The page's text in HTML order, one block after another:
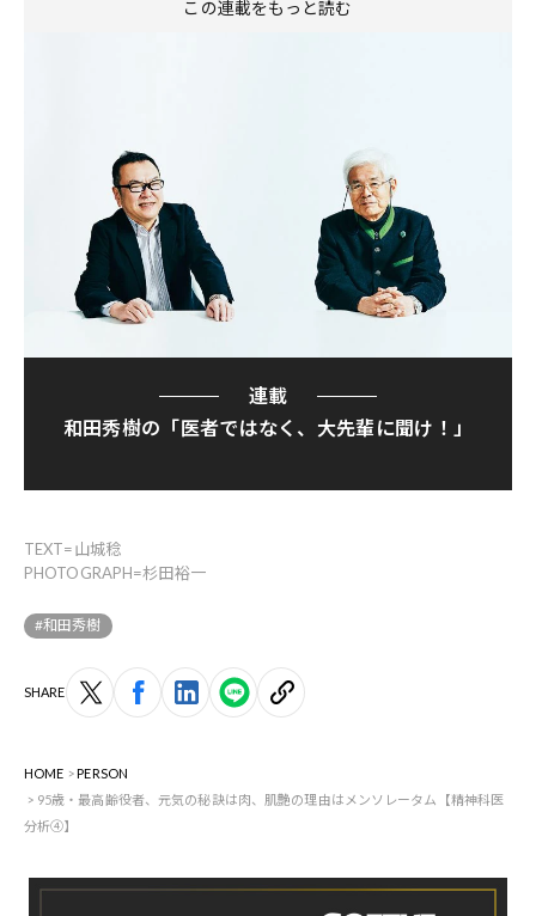
この連載をもっと読む
連載
和田秀樹の「医者ではなく、大先輩に聞け！」
TEXT=山城稔
PHOTOGRAPH=杉田裕一
#和田秀樹
SHARE
HOME
PERSON
95歳・最高齢役者、元気の秘訣は肉、肌艶の理由はメンソレータム【精神科医
分析④】